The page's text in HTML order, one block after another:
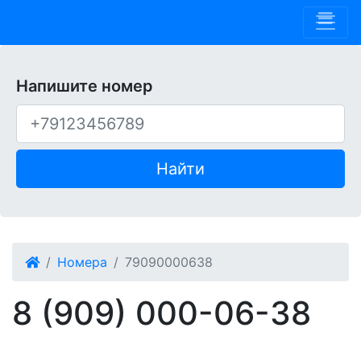
Напишите номер
Найти
Номера 79090000638
8 (909) 000-06-38